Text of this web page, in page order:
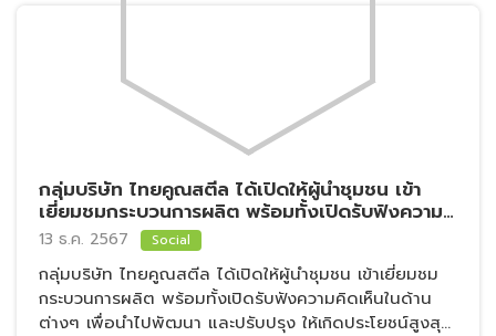
กลุ่มบริษัท ไทยคูณสตีล ได้เปิดให้ผู้นำชุมชน เข้า
เยี่ยมชมกระบวนการผลิต พร้อมทั้งเปิดรับฟังความ
คิดเห็นในด้านต่างๆ เพื่อนำไปพัฒนา และปรับปรุง
ให้เกิดประโยชน์สูงสุดต่อชุมชน
13 ธ.ค. 2567 Social
กลุ่มบริษัท ไทยคูณสตีล ได้เปิดให้ผู้นำชุมชน เข้าเยี่ยมชม
กระบวนการผลิต พร้อมทั้งเปิดรับฟังความคิดเห็นในด้าน
ต่างๆ เพื่อนำไปพัฒนา และปรับปรุง ให้เกิดประโยชน์สูงสุด